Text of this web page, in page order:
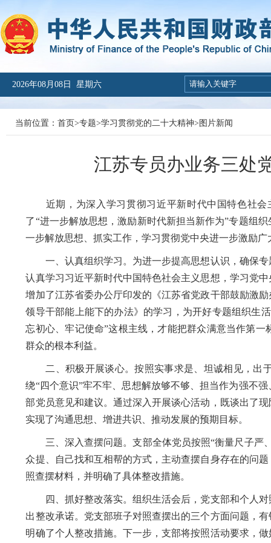
2026年08月08日 星期六
当前位置： 首页>专题>学习贯彻党的二十大精神> 图片新闻
江苏专员办业务三处
近期，为深入学习贯彻习近平新时代中国特色社
了“进一步解放思想，激励新时代新担当新作为”专题组
一步解放思想、抓实工作，学习贯彻党中央进一步激励
一、认真组织学习。 为进一步提高思想认识，确保
认真学习习近平新时代中国特色社会主义思想，学习党
增加了江苏省委办公厅印发的《江苏省党政干部鼓励激
领导干部能上能下的办法》的学习，为开好专题组织生
忘初心、牢记使命”这根主线，才能把群众满意当作第
群众的根本利益。
二、积极开展谈心。按照实事求是、坦诚相见，出
绕“四个意识”牢不牢、思想解放够不够、担当作为强不
部党员意见和建议。通过深入开展谈心活动，既谈出了
实现了沟通思想、增进共识、推动发展的预期目标。
三、深入查摆问题。支部全体党员按照“衡量尺子严
众提、自己找和互相帮的方式，主动查摆自身存在的问
照查摆材料，并明确了具体整改措施。
四、抓好整改落实。组织生活会后，党支部和个人
出整改承诺。党支部班子对照查摆出的三个方面问题，
明确了个人整改措施。下一步，支部将按照活动要求，